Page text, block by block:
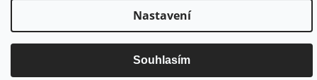
Nastavení
Souhlasím